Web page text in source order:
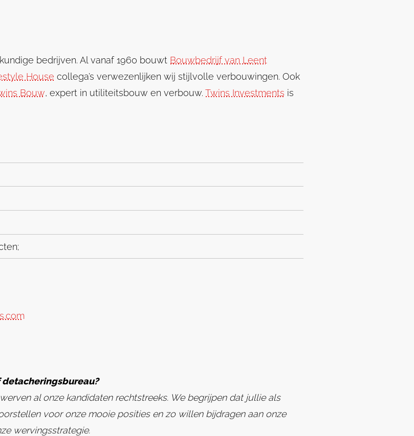
bedrijven. Al vanaf 1960 bouwt Bouwbedrijf van Leent
House collega’s verwezenlijken wij stijlvolle verbouwingen. Ook
Bouw, expert in utiliteitsbouw en verbouw. Twins Investments is
detacheringsbureau?
al onze kandidaten rechtstreeks. We begrijpen dat jullie als
voor onze mooie posities en zo willen bijdragen aan onze
wervingsstrategie.